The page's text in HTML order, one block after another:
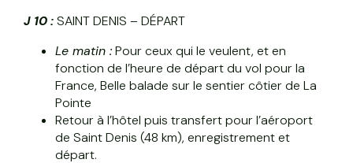
J 10 :SAINT DENIS – DÉPART
Le matin :Pour ceux qui le veulent, et en
fonction de l’heure de départ du vol pour la
France, Belle balade sur le sentier côtier de La
Pointe
Retour à l’hôtel puis transfert pour l’aéroport
de Saint Denis (48 km), enregistrement et
départ.